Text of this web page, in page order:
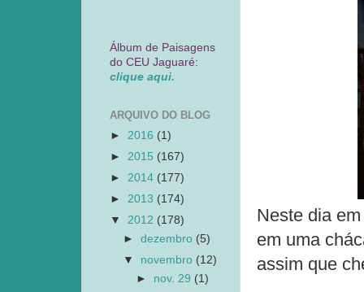
Neste dia
em uma
assim que
Álbum de Paisagens
do CEU Jaguaré:
clique aqui.
ARQUIVO DO BLOG
► 2016 (1)
► 2015 (167)
► 2014 (177)
► 2013 (174)
▼ 2012 (178)
►dezembro (5)
▼ novembro (12)
► nov. 29 (1)